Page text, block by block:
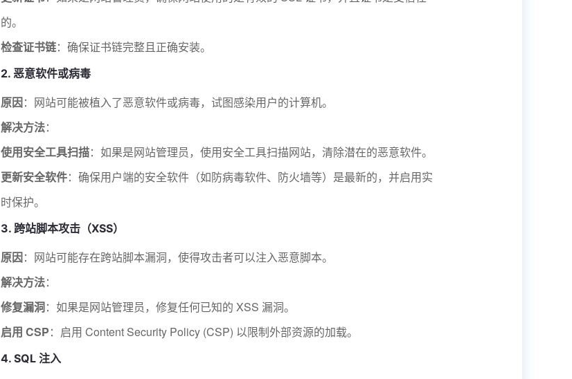
的。
检查证书链：确保证书链完整且正确安装。
2. 恶意软件或病毒
原因：网站可能被植入了恶意软件或病毒，试图感染用户的计算机。
解决方法：
使用安全工具扫描：如果是网站管理员，使用安全工具扫描网站，清除潜在的恶意软件。
更新安全软件：确保用户端的安全软件（如防病毒软件、防火墙等）是最新的，并启用实
时保护。
3. 跨站脚本攻击（XSS）
原因：网站可能存在跨站脚本漏洞，使得攻击者可以注入恶意脚本。
解决方法：
修复漏洞：如果是网站管理员，修复任何已知的 XSS 漏洞。
启用 CSP：启用 Content Security Policy (CSP) 以限制外部资源的加载。
4. SQL 注入